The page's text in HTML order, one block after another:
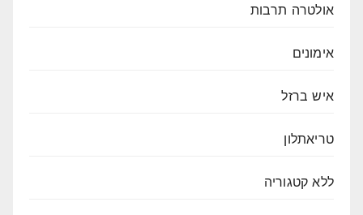
אולטרה תרבות
אימונים
איש ברזל
טריאתלון
ללא קטגוריה